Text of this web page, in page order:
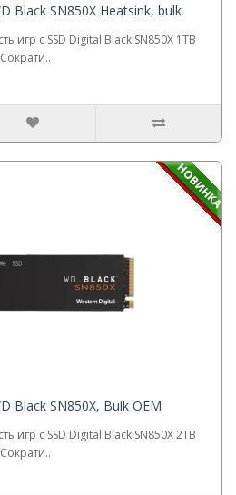
Black SN850X Heatsink, bulk
игр с SSD Digital Black SN850X 1TB
Black SN850X, Bulk OEM
игр с SSD Digital Black SN850X 2TB